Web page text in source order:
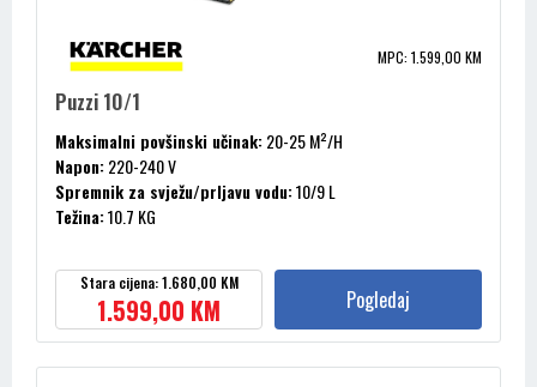
MPC: 1.599,00 KM
Puzzi 10/1
Maksimalni povšinski učinak:20-25 M²/H
Napon:220-240 V
Spremnik za svježu/prljavu vodu:10/9 L
Težina:10.7 KG
Stara cijena: 1.680,00 KM
1.599,00 KM Pogledaj